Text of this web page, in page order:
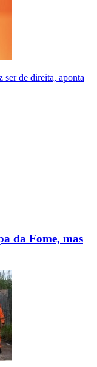
ser de direita, aponta
da Fome, mas